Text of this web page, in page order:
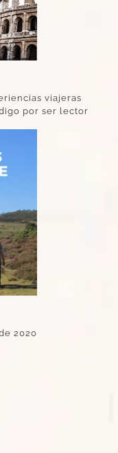
viajeras
por ser lector
2020